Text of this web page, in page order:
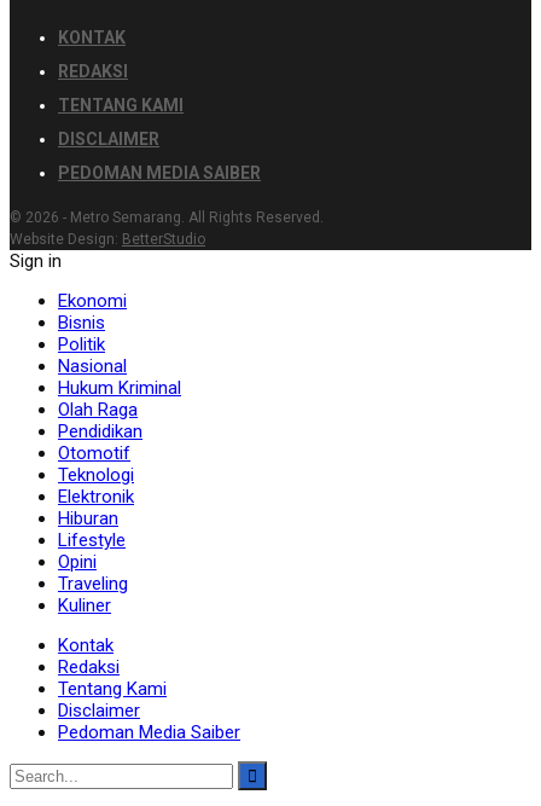
KONTAK
REDAKSI
TENTANG KAMI
DISCLAIMER
PEDOMAN MEDIA SAIBER
© 2026 - Metro Semarang. All Rights Reserved.
Website Design: BetterStudio
Sign in
Ekonomi
Bisnis
Politik
Nasional
Hukum Kriminal
Olah Raga
Pendidikan
Otomotif
Teknologi
Elektronik
Hiburan
Lifestyle
Opini
Traveling
Kuliner
Kontak
Redaksi
Tentang Kami
Disclaimer
Pedoman Media Saiber